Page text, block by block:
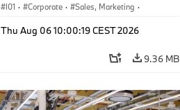
I01 · Corporate · Sales, Marketing ·
Thu Aug 06 10:00:19 CEST 2026
9.36 MB